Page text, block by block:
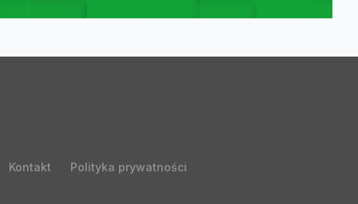
Kontakt Polityka prywatności